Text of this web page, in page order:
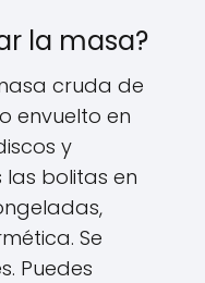
la masa?
cruda de
envuelto en
y
bolitas en
Se
Puedes